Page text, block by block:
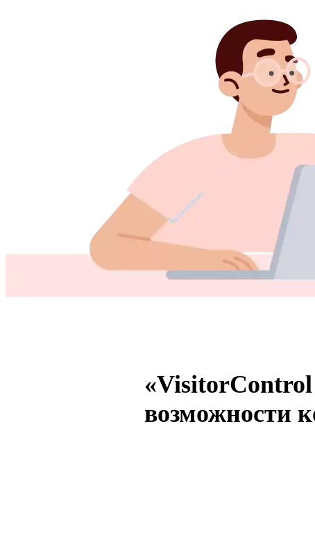
возможности